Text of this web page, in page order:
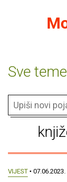
Sve teme
VIJEST • 07.06.2023.